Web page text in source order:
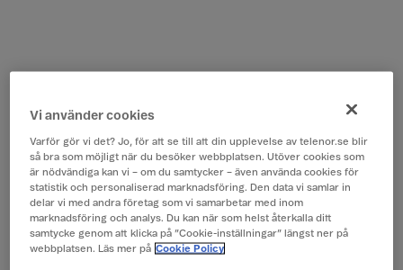
Vi använder cookies
Varför gör vi det? Jo, för att se till att din upplevelse av telenor.se blir
så bra som möjligt när du besöker webbplatsen. Utöver cookies som
är nödvändiga kan vi – om du samtycker – även använda cookies för
statistik och personaliserad marknadsföring. Den data vi samlar in
delar vi med andra företag som vi samarbetar med inom
marknadsföring och analys. Du kan när som helst återkalla ditt
samtycke genom att klicka på ”Cookie-inställningar” längst ner på
webbplatsen. Läs mer på Cookie Policy